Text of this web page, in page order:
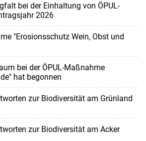
bei der Einhaltung von ÖPUL-
2026
"Erosionsschutz Wein, Obst und
bei der ÖPUL-Maßnahme
hat begonnen
zur Biodiversität am Grünland
zur Biodiversität am Acker